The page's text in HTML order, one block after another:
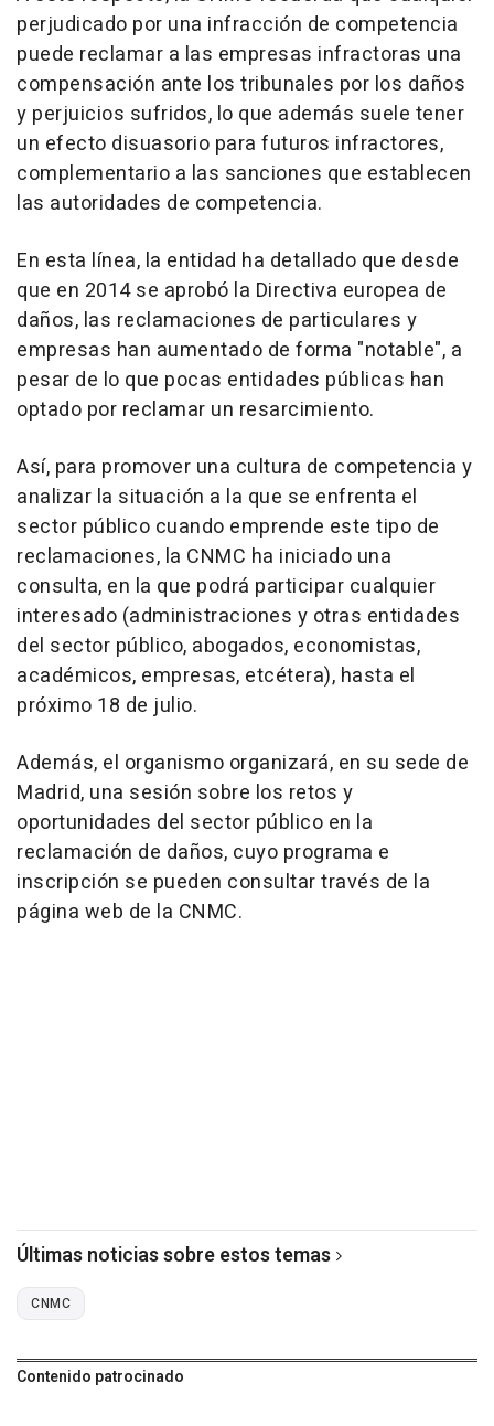
perjudicado por una infracción de competencia
puede reclamar a las empresas infractoras una
compensación ante los tribunales por los daños
y perjuicios sufridos, lo que además suele tener
un efecto disuasorio para futuros infractores,
complementario a las sanciones que establecen
las autoridades de competencia.
En esta línea, la entidad ha detallado que desde
que en 2014 se aprobó la Directiva europea de
daños, las reclamaciones de particulares y
empresas han aumentado de forma "notable", a
pesar de lo que pocas entidades públicas han
optado por reclamar un resarcimiento.
Así, para promover una cultura de competencia y
analizar la situación a la que se enfrenta el
sector público cuando emprende este tipo de
reclamaciones, la CNMC ha iniciado una
consulta, en la que podrá participar cualquier
interesado (administraciones y otras entidades
del sector público, abogados, economistas,
académicos, empresas, etcétera), hasta el
próximo 18 de julio.
Además, el organismo organizará, en su sede de
Madrid, una sesión sobre los retos y
oportunidades del sector público en la
reclamación de daños, cuyo programa e
inscripción se pueden consultar través de la
página web de la CNMC.
Últimas noticias sobre estos temas
CNMC
Contenido patrocinado